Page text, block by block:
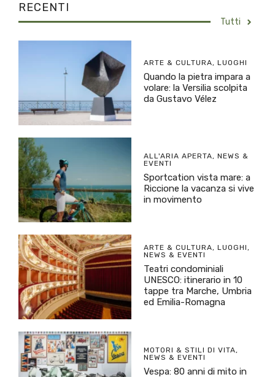
RECENTI
Tutti
ARTE & CULTURA, LUOGHI
Quando la pietra impara a
volare: la Versilia scolpita
da Gustavo Vélez
ALL'ARIA APERTA, NEWS &
EVENTI
Sportcation vista mare: a
Riccione la vacanza si vive
in movimento
ARTE & CULTURA, LUOGHI ,
NEWS & EVENTI
Teatri condominiali
UNESCO: itinerario in 10
tappe tra Marche, Umbria
ed Emilia-Romagna
MOTORI & STILI DI VITA,
NEWS & EVENTI
Vespa: 80 anni di mito in